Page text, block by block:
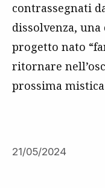
contrassegnati
dissolvenza,
progetto nato
ritornare
prossima
21/05/2024